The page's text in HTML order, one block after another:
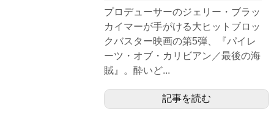
プロデューサーのジェリー・ブラッ
カイマーが手がける大ヒットブロッ
クバスター映画の第5弾、『パイレ
ーツ・オブ・カリビアン／最後の海
賊』。酔いど...
記事を読む